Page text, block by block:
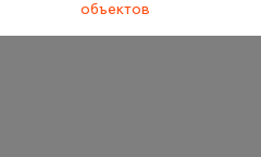
объектов